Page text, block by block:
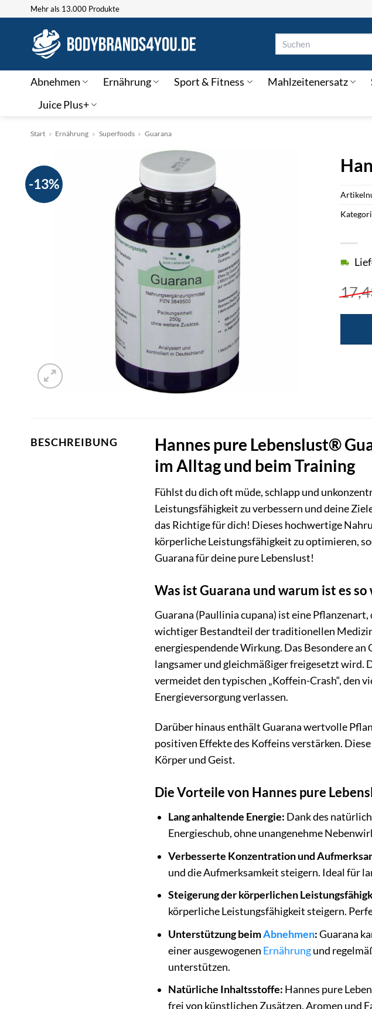
springen
Mehr als 13.000 Produkte
Abnehmen Ernährung Sport & Fitness Mahlzeitenersatz
Juice Plus+
Start » Ernährung » Superfoods » Guarana
-13%
BESCHREIBUNG
Hannes pure Lebenslust®
im Alltag und beim Training
Fühlst du dich oft müde, schlapp und
Leistungsfähigkeit zu verbessern und deine
das Richtige für dich! Dieses hochwertige
körperliche Leistungsfähigkeit zu optimieren,
Guarana für deine pure Lebenslust!
Was ist Guarana und warum ist es
Guarana (Paullinia cupana) ist eine
wichtiger Bestandteil der traditionellen Medizin
energiespendende Wirkung. Das Besondere
langsamer und gleichmäßiger freigesetzt wird.
vermeidet den typischen „Koffein-Crash“, den
Energieversorgung verlassen.
Darüber hinaus enthält Guarana wertvolle
positiven Effekte des Koffeins verstärken.
Körper und Geist.
Die Vorteile von Hannes pure
Lang anhaltende Energie: Dank des
Energieschub, ohne unangenehme
Verbesserte Konzentration und
und die Aufmerksamkeit steigern. Ideal für
Steigerung der körperlichen
körperliche Leistungsfähigkeit steigern.
Unterstützung beimAbnehmen:Guarana
einer ausgewogenen Ernährungund
unterstützen.
Natürliche Inhaltsstoffe: Hannes pure
frei von künstlichen Zusätzen, Aromen und